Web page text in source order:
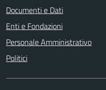
Documenti e Dati
Enti e Fondazioni
Personale Amministrativo
Politici